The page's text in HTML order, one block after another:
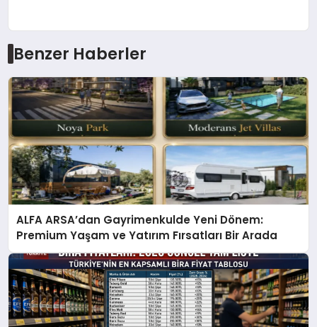
Benzer Haberler
ALFA ARSA’dan Gayrimenkulde Yeni Dönem:
Premium Yaşam ve Yatırım Fırsatları Bir Arada